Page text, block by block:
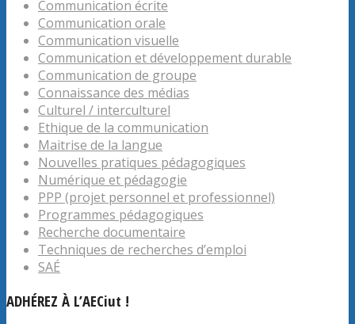
Communication écrite
Communication orale
Communication visuelle
Communication et développement durable
Communication de groupe
Connaissance des médias
Culturel / interculturel
Ethique de la communication
Maitrise de la langue
Nouvelles pratiques pédagogiques
Numérique et pédagogie
PPP (projet personnel et professionnel)
Programmes pédagogiques
Recherche documentaire
Techniques de recherches d’emploi
SAÉ
ADHÉREZ À L’AECiut !